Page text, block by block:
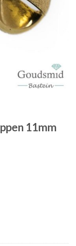
11mm